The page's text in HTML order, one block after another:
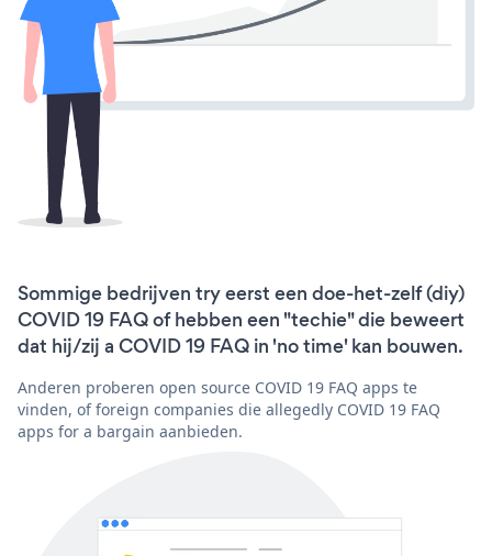
Sommige bedrijven try eerst een doe-het-zelf (diy)
COVID 19 FAQ of hebben een "techie" die beweert
dat hij/zij a COVID 19 FAQ in 'no time' kan bouwen.
Anderen proberen open source COVID 19 FAQ apps te
vinden, of foreign companies die allegedly COVID 19 FAQ
apps for a bargain aanbieden.